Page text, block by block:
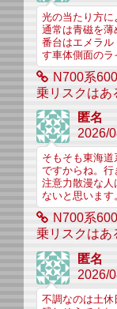
光の当たり方に
通常は青磁を薄
番台はエメラル
す車体側面のラ
N700系
乗リスクはあ
匿名
2026/
そもそも東海
ですからね。行
注意力散漫な人
ないと思います
N700系
乗リスクはあ
匿名
2026/
不調なのは土休